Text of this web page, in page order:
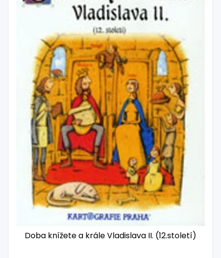
Doba knížete a krále Vladislava II. (12.století)